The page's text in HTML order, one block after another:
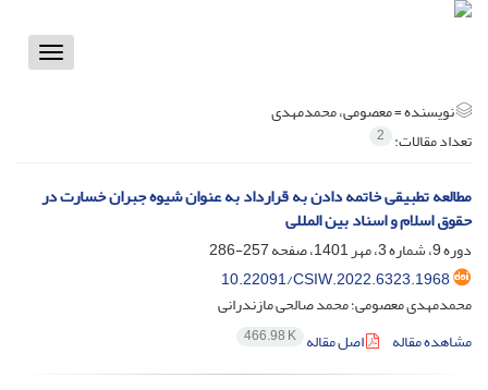
Toggle
نویسنده =معصومی، محمدمهدی
تعداد مقالات: 2
مطالعه تطبیقی خاتمه دادن به قرارداد به عنوان شیوه جبران خسارت در
حقوق اسلام و اسناد بین المللی
دوره 9، شماره 3، مهر 1401، صفحه
257-286
10.22091/CSIW.2022.6323.1968
محمدمهدی معصومی؛ محمد صالحی مازندرانی
مشاهده مقاله
اصل مقاله 466.98 K